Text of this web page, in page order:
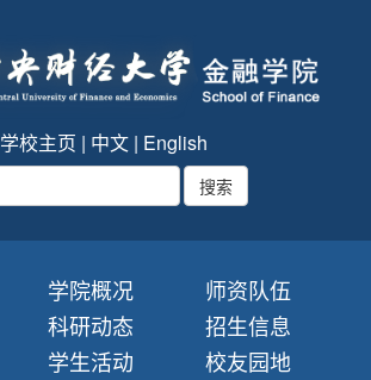
学校主页 | 中文 | English
学院概况
师资队伍
科研动态
招生信息
学生活动
校友园地